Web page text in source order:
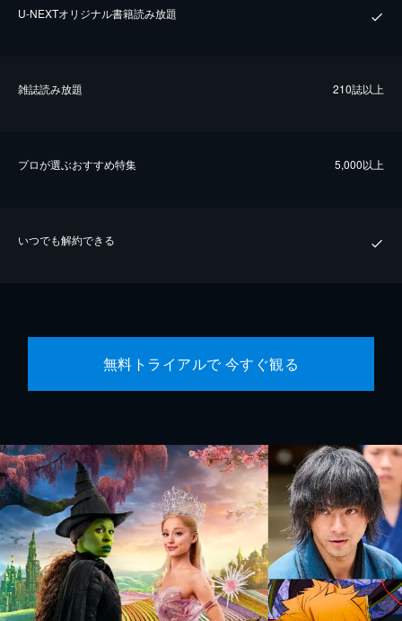
U-NEXTオリジナル書籍読み放題
雑誌読み放題 210誌以上
プロが選ぶおすすめ特集 5,000以上
いつでも解約できる
無料トライアルで 今すぐ観る